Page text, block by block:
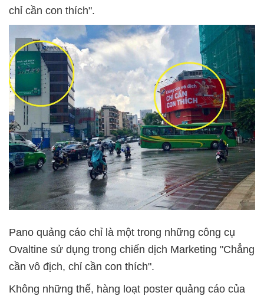
chỉ cần con thích".
Pano quảng cáo chỉ là một trong những công cụ
Ovaltine sử dụng trong chiến dịch Marketing "Chẳng
cần vô địch, chỉ cần con thích".
Không những thế, hàng loạt poster quảng cáo của